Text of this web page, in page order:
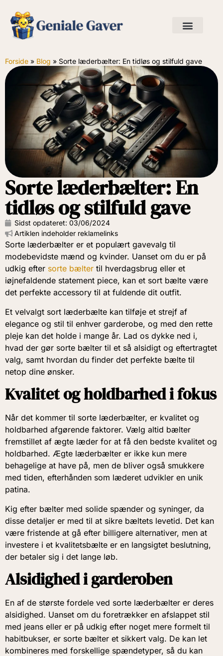
Forside » Blog » Sorte læderbælter: En tidløs og stilfuld gave
Sorte læderbælter: En
tidløs og stilfuld gave
Sidst opdateret: 03/06/2024
Artiklen indeholder reklamelinks
Sorte læderbælter er et populært gavevalg til
modebevidste mænd og kvinder. Uanset om du er på
udkig efter sorte bælter til hverdagsbrug eller et
iøjnefaldende statement piece, kan et sort bælte være
det perfekte accessory til at fuldende dit outfit.
Et velvalgt sort læderbælte kan tilføje et strejf af
elegance og stil til enhver garderobe, og med den rette
pleje kan det holde i mange år. Lad os dykke ned i,
hvad der gør sorte bælter til et så alsidigt og eftertragtet
valg, samt hvordan du finder det perfekte bælte til
netop dine ønsker.
Kvalitet og holdbarhed i fokus
Når det kommer til sorte læderbælter, er kvalitet og
holdbarhed afgørende faktorer. Vælg altid bælter
fremstillet af ægte læder for at få den bedste kvalitet og
holdbarhed. Ægte læderbælter er ikke kun mere
behagelige at have på, men de bliver også smukkere
med tiden, efterhånden som læderet udvikler en unik
patina.
Kig efter bælter med solide spænder og syninger, da
disse detaljer er med til at sikre bæltets levetid. Det kan
være fristende at gå efter billigere alternativer, men at
investere i et kvalitetsbælte er en langsigtet beslutning,
der betaler sig i det lange løb.
Alsidighed i garderoben
En af de største fordele ved sorte læderbælter er deres
alsidighed. Uanset om du foretrækker en afslappet stil
med jeans eller er på udkig efter noget mere formelt til
habitbukser, er sorte bælter et sikkert valg. De kan let
kombineres med forskellige spændetyper, så du kan